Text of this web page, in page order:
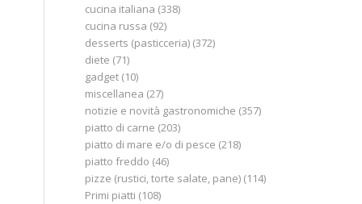
cucina italiana (338)
cucina russa (92)
desserts (pasticceria) (372)
diete (71)
gadget (10)
miscellanea (27)
notizie e novità gastronomiche (357)
piatto di carne (203)
piatto di mare e/o di pesce (218)
piatto freddo (46)
pizze (rustici, torte salate, pane) (114)
Primi piatti (108)